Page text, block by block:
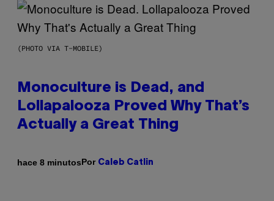
(PHOTO VIA T-MOBILE)
Monoculture is Dead, and
Lollapalooza Proved Why That’s
Actually a Great Thing
hace 8 minutosPor Caleb Catlin